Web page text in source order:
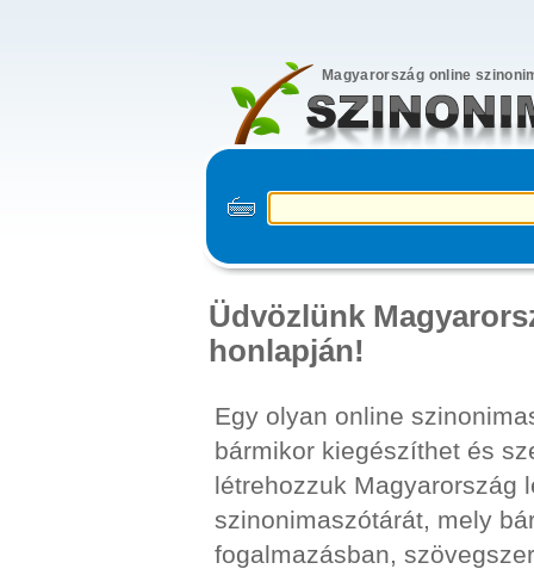
Magyarország online
Üdvözlünk
honlapján!
Egy olyan online
bármikor kiegészíthet és
létrehozzuk Magyarország
szinonimaszótárát, mely
fogalmazásban,